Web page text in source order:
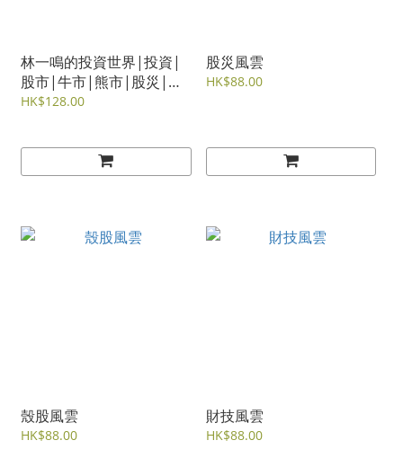
林一鳴的投資世界|投資|
股市|牛市|熊市|股災|投
資理財|經緯文化
HK$128.00
股災風雲
HK$88.00
殼股風雲
HK$88.00
財技風雲
HK$88.00